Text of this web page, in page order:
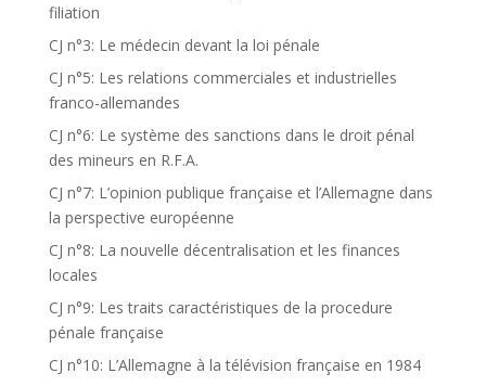
filiation
CJ n°3: Le médecin devant la loi pénale
CJ n°5: Les relations commerciales et industrielles
franco-allemandes
CJ n°6: Le système des sanctions dans le droit pénal
des mineurs en R.F.A.
CJ n°7: L’opinion publique française et l’Allemagne dans
la perspective européenne
CJ n°8: La nouvelle décentralisation et les finances
locales
CJ n°9: Les traits caractéristiques de la procedure
pénale française
CJ n°10: L’Allemagne à la télévision française en 1984